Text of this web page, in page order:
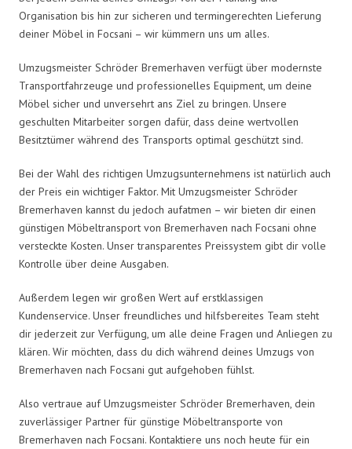
Organisation bis hin zur sicheren und termingerechten Lieferung
deiner Möbel in Focsani – wir kümmern uns um alles.
Umzugsmeister Schröder Bremerhaven verfügt über modernste
Transportfahrzeuge und professionelles Equipment, um deine
Möbel sicher und unversehrt ans Ziel zu bringen. Unsere
geschulten Mitarbeiter sorgen dafür, dass deine wertvollen
Besitztümer während des Transports optimal geschützt sind.
Bei der Wahl des richtigen Umzugsunternehmens ist natürlich auch
der Preis ein wichtiger Faktor. Mit Umzugsmeister Schröder
Bremerhaven kannst du jedoch aufatmen – wir bieten dir einen
günstigen Möbeltransport von Bremerhaven nach Focsani ohne
versteckte Kosten. Unser transparentes Preissystem gibt dir volle
Kontrolle über deine Ausgaben.
Außerdem legen wir großen Wert auf erstklassigen
Kundenservice. Unser freundliches und hilfsbereites Team steht
dir jederzeit zur Verfügung, um alle deine Fragen und Anliegen zu
klären. Wir möchten, dass du dich während deines Umzugs von
Bremerhaven nach Focsani gut aufgehoben fühlst.
Also vertraue auf Umzugsmeister Schröder Bremerhaven, dein
zuverlässiger Partner für günstige Möbeltransporte von
Bremerhaven nach Focsani. Kontaktiere uns noch heute für ein